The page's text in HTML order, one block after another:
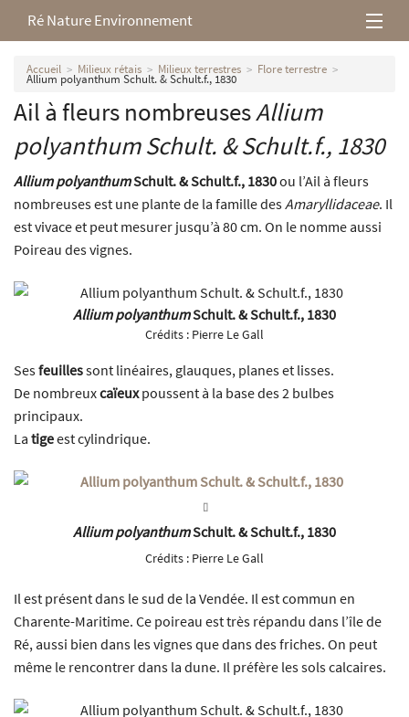
Ré Nature Environnement
L’association
Milieux rétais
Nos parutions
Accueil Milieux rétais Milieux terrestres Flore terrestre
Allium polyanthum Schult. & Schult.f., 1830
Ail à fleurs nombreusesAllium
polyanthumSchult. & Schult.f., 1830
Allium polyanthumSchult. & Schult.f., 1830ou l’Ail à fleurs
nombreuses est une plante de la famille desAmaryllidaceae. Il
est vivace et peut mesurer jusqu’à 80 cm. On le nomme aussi
Poireau des vignes.
Allium polyanthumSchult. & Schult.f., 1830
Crédits : Pierre Le Gall
Sesfeuillessont linéaires, glauques, planes et lisses.
De nombreuxcaïeuxpoussent à la base des 2 bulbes
principaux.
La tigeest cylindrique.
Allium polyanthumSchult. & Schult.f., 1830
Crédits : Pierre Le Gall
Il est présent dans le sud de la Vendée. Il est commun en
Charente-Maritime. Ce poireau est très répandu dans l’île de
Ré, aussi bien dans les vignes que dans des friches. On peut
même le rencontrer dans la dune. Il préfère les sols calcaires.